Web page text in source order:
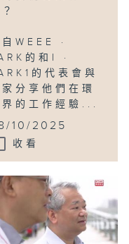
WEEE ·
的和I ·
的代表會與
家分享他們在環
界的工作經驗...
10/2025
收看